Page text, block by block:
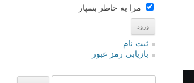
مرا به خاطر بسپار
ثبت نام
بازیابی رمز عبور